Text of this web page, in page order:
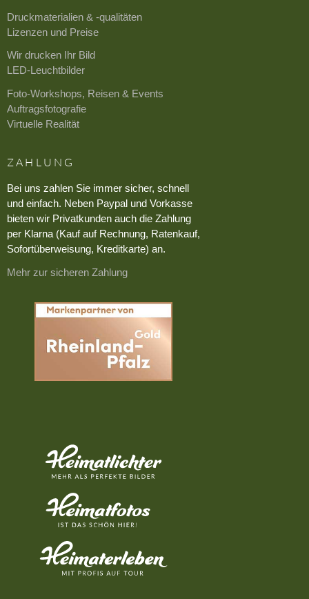
Druckmaterialien & -qualitäten
Lizenzen und Preise
Wir drucken Ihr Bild
LED-Leuchtbilder
Foto-Workshops, Reisen & Events
Auftragsfotografie
Virtuelle Realität
ZAHLUNG
Bei uns zahlen Sie immer sicher, schnell
und einfach. Neben Paypal und Vorkasse
bieten wir Privatkunden auch die Zahlung
per Klarna (Kauf auf Rechnung, Ratenkauf,
Sofortüberweisung, Kreditkarte) an.
Mehr zur sicheren Zahlung